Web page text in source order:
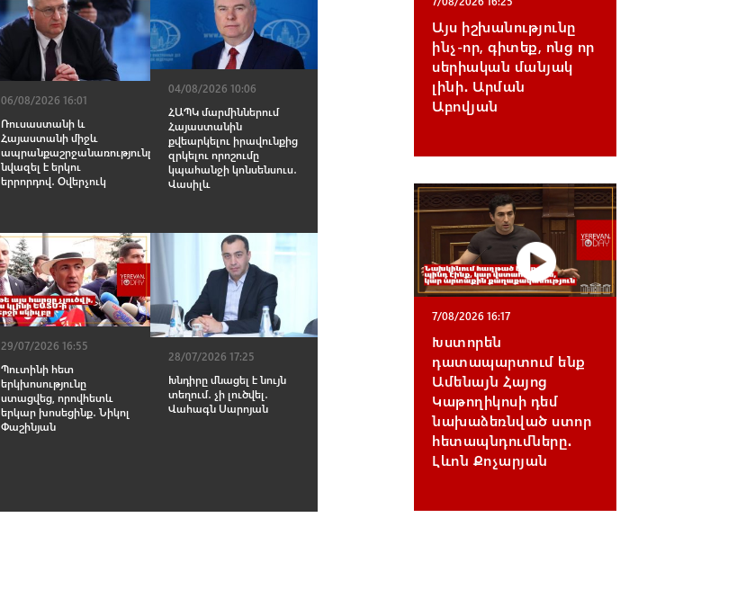
06/08/2026 16:01
Ռուսաստանի և
Հայաստանի միջև
ապրանքաշրջանառությունը
նվազել է երկու
երրորդով․ Օվերչուկ
04/08/2026 10:06
ՀԱՊԿ մարմիններում
Հայաստանին
քվեարկելու իրավունքից
զրկելու որոշումը
կպահանջի կոնսենսուս․
Վասիլև
29/07/2026 16:55
Պուտինի հետ
երկխոսությունը
ստացվեց, որովհետև
երկար խոսեցինք․ Նիկոլ
Փաշինյան
28/07/2026 17:25
Խնդիրը մնացել է նույն
տեղում․ չի լուծվել․
Վահագն Սարոյան
Այս իշխանությունը
ինչ-որ, գիտեք, ոնց որ
սերիական մանյակ
լինի․ Արման
Աբովյան
7/08/2026 16:17
Խստորեն
դատապարտում ենք
Ամենայն Հայոց
Կաթողիկոսի դեմ
նախաձեռնված ստոր
հետապնդումները․
Լևոն Քոչարյան